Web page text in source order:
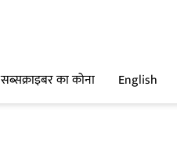
सब्सक्राइबर का कोना English